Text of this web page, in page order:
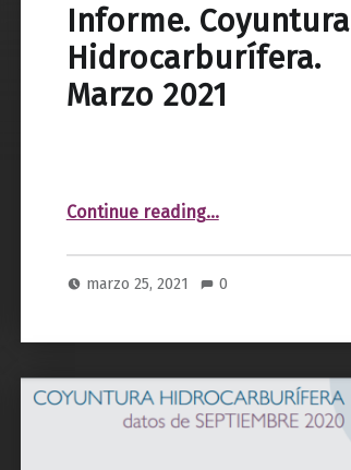
Informe. Coyuntura
Hidrocarburífera.
Marzo 2021
Continue reading“Informe. Coyuntura Hidrocarburífera. Marzo 2021”
…
marzo 25, 2021 0